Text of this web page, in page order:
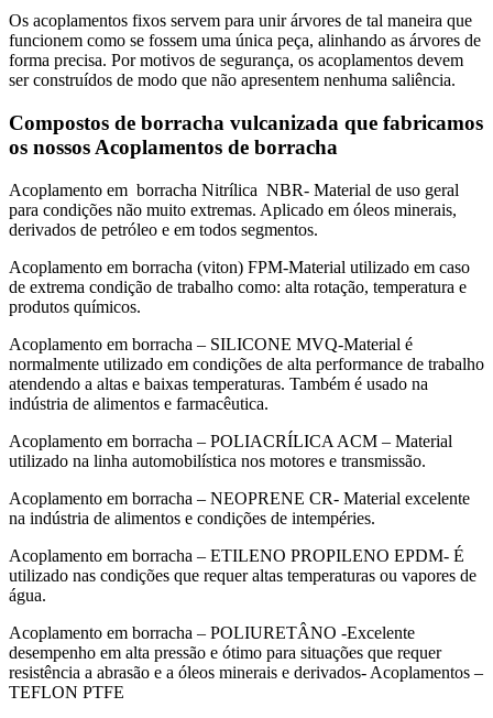
Os acoplamentos fixos servem para unir árvores de tal maneira que
funcionem como se fossem uma única peça, alinhando as árvores de
forma precisa. Por motivos de segurança, os acoplamentos devem
ser construídos de modo que não apresentem nenhuma saliência.
Compostos de borracha vulcanizada que fabricamos
os nossos Acoplamentos de borracha
Acoplamento em borracha Nitrílica NBR- Material de uso geral
para condições não muito extremas. Aplicado em óleos minerais,
derivados de petróleo e em todos segmentos.
Acoplamento em borracha (viton) FPM-Material utilizado em caso
de extrema condição de trabalho como: alta rotação, temperatura e
produtos químicos.
Acoplamento em borracha – SILICONE MVQ-Material é
normalmente utilizado em condições de alta performance de trabalho
atendendo a altas e baixas temperaturas. Também é usado na
indústria de alimentos e farmacêutica.
Acoplamento em borracha – POLIACRÍLICA ACM – Material
utilizado na linha automobilística nos motores e transmissão.
Acoplamento em borracha – NEOPRENE CR- Material excelente
na indústria de alimentos e condições de intempéries.
Acoplamento em borracha – ETILENO PROPILENO EPDM- É
utilizado nas condições que requer altas temperaturas ou vapores de
água.
Acoplamento em borracha – POLIURETÂNO -Excelente
desempenho em alta pressão e ótimo para situações que requer
resistência a abrasão e a óleos minerais e derivados- Acoplamentos –
TEFLON PTFE